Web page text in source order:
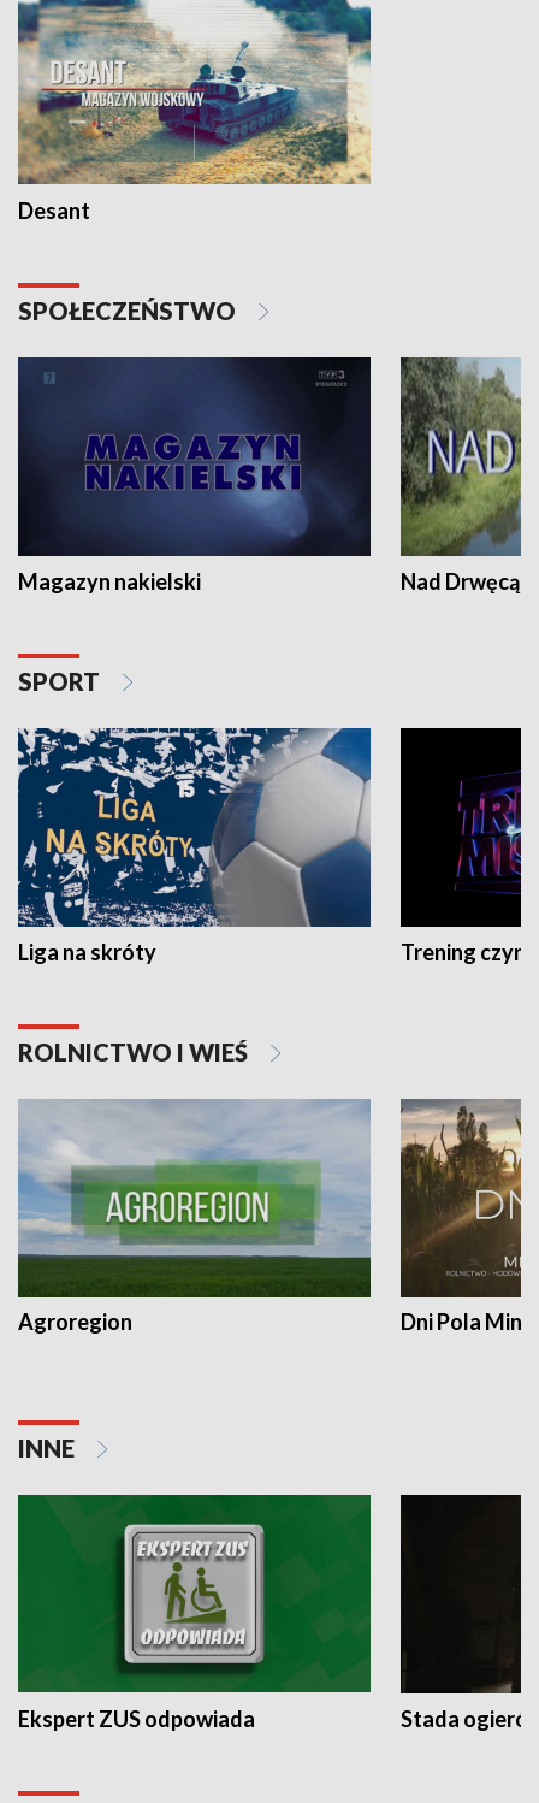
Desant
SPOŁECZEŃSTWO
Magazyn nakielski Nad Drwęcą
SPORT
Liga na skróty Trening czyni
ROLNICTWO I WIEŚ
Agroregion Dni Pola
INNE
Ekspert ZUS odpowiada Stada